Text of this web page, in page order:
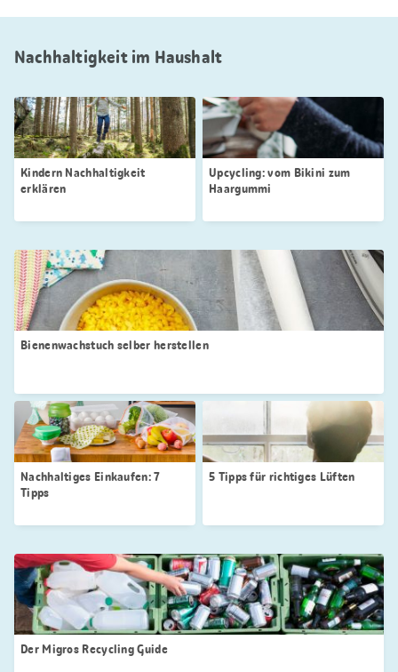
Nachhaltigkeit im Haushalt
Kindern Nachhaltigkeit
erklären
Upcycling: vom Bikini zum
Haargummi
Bienenwachstuch selber herstellen
Nachhaltiges Einkaufen: 7
Tipps
5 Tipps für richtiges Lüften
Der Migros Recycling Guide